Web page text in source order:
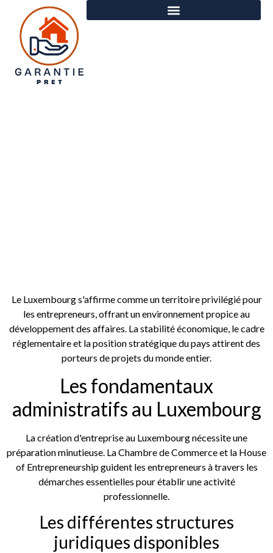
Le Luxembourg s'affirme comme un territoire privilégié pour
les entrepreneurs, offrant un environnement propice au
développement des affaires. La stabilité économique, le cadre
réglementaire et la position stratégique du pays attirent des
porteurs de projets du monde entier.
Les fondamentaux
administratifs au Luxembourg
La création d'entreprise au Luxembourg nécessite une
préparation minutieuse. La Chambre de Commerce et la House
of Entrepreneurship guident les entrepreneurs à travers les
démarches essentielles pour établir une activité
professionnelle.
Les différentes structures
juridiques disponibles